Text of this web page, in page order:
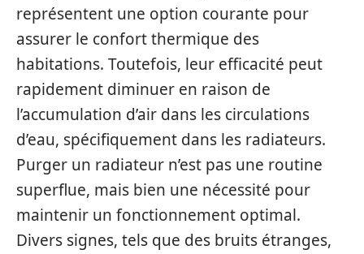
représentent une option courante pour
assurer le confort thermique des
habitations. Toutefois, leur efficacité peut
rapidement diminuer en raison de
l’accumulation d’air dans les circulations
d’eau, spécifiquement dans les radiateurs.
Purger un radiateur n’est pas une routine
superflue, mais bien une nécessité pour
maintenir un fonctionnement optimal.
Divers signes, tels que des bruits étranges,